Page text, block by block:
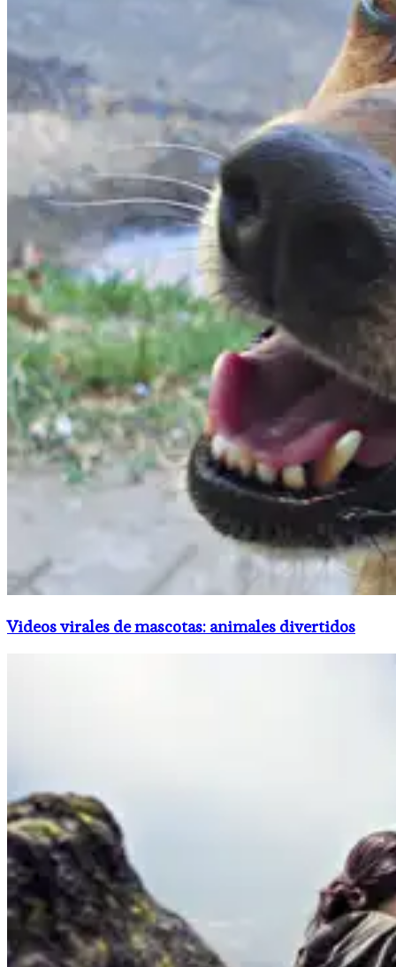
Videos virales de mascotas: animales divertidos